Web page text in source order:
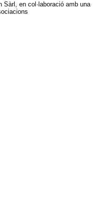
Sàrl, en col·laboració amb una